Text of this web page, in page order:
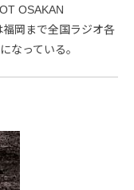
OSAKAN
岡まで全国ラジオ各
なっている。